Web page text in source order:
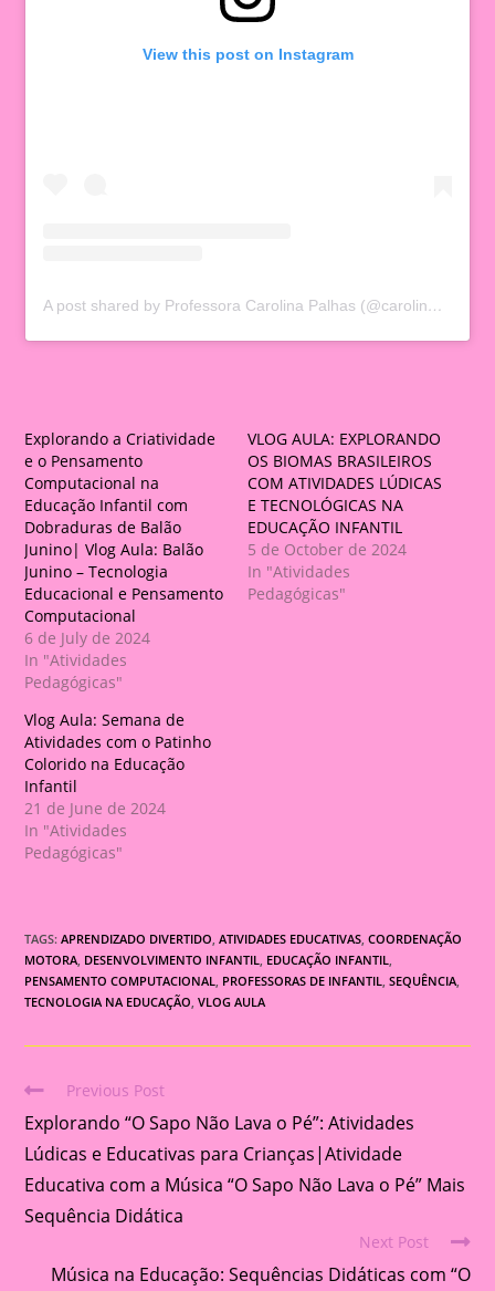
View this post on Instagram
A post shared by Professora Carolina Palhas (@carolinapalhas)
Explorando a Criatividade
e o Pensamento
Computacional na
Educação Infantil com
Dobraduras de Balão
Junino| Vlog Aula: Balão
Junino – Tecnologia
Educacional e Pensamento
Computacional
6 de July de 2024
In "Atividades
Pedagógicas"
VLOG AULA: EXPLORANDO
OS BIOMAS BRASILEIROS
COM ATIVIDADES LÚDICAS
E TECNOLÓGICAS NA
EDUCAÇÃO INFANTIL
5 de October de 2024
In "Atividades
Pedagógicas"
Vlog Aula: Semana de
Atividades com o Patinho
Colorido na Educação
Infantil
21 de June de 2024
In "Atividades
Pedagógicas"
TAGS:APRENDIZADO DIVERTIDO ATIVIDADES EDUCATIVAS COORDENAÇÃO
MOTORA DESENVOLVIMENTO INFANTIL EDUCAÇÃO INFANTIL
PENSAMENTO COMPUTACIONAL PROFESSORAS DE INFANTIL SEQUÊNCIA
TECNOLOGIA NA EDUCAÇÃO VLOG AULA
Read
more
articles
Previous Post
Explorando “O Sapo Não Lava o Pé”: Atividades
Lúdicas e Educativas para Crianças|Atividade
Educativa com a Música “O Sapo Não Lava o Pé” Mais
Sequência Didática
Next Post
Música na Educação: Sequências Didáticas com “O